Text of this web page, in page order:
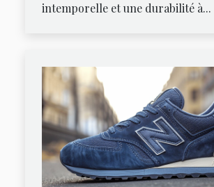
intemporelle et une durabilité à...